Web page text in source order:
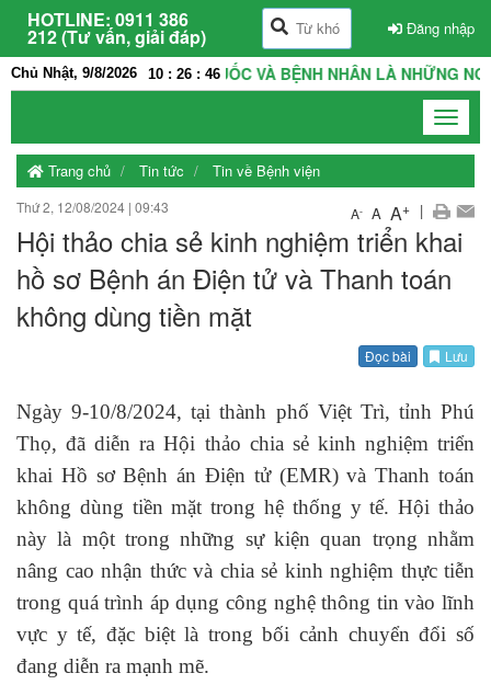
HOTLINE: 0911 386
212 (Tư vấn, giải đáp) Đăng nhập
Chủ Nhật, 9/8/2026 10 : 26 : 47
LÀ NHÀ, THẦY THUỐC VÀ BỆNH NHÂN LÀ NHỮNG NGƯỜI
Toggle
Trang chủ
Tin tức Tin về Bệnh viện
Thứ 2, 12/08/2024 | 09:43 A- A A+ |
Hội thảo chia sẻ kinh nghiệm triển khai
hồ sơ Bệnh án Điện tử và Thanh toán
không dùng tiền mặt
Đọc bài Lưu
Ngày 9-10/8/2024, tại thành phố Việt Trì, tỉnh Phú
Thọ, đã diễn ra Hội thảo chia sẻ kinh nghiệm triển
khai Hồ sơ Bệnh án Điện tử (EMR) và Thanh toán
không dùng tiền mặt trong hệ thống y tế. Hội thảo
này là một trong những sự kiện quan trọng nhằm
nâng cao nhận thức và chia sẻ kinh nghiệm thực tiễn
trong quá trình áp dụng công nghệ thông tin vào lĩnh
vực y tế, đặc biệt là trong bối cảnh chuyển đổi số
đang diễn ra mạnh mẽ.